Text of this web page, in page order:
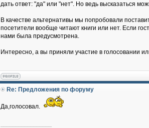
дать ответ: "да" или "нет". Но ведь высказаться
В качестве альтернативы мы попробовали
посетители вообще читают книги или нет. Если
нами была предусмотрена.
Интересно, а вы приняли участие в голосовании
Re: Предложения по форуму
Да,голосовал.